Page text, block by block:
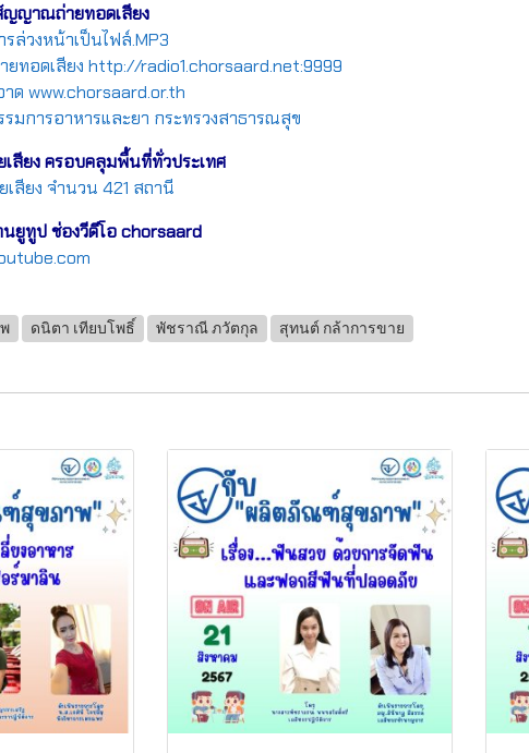
ญญาณถ่ายทอดเสียง
ล่วงหน้าเป็นไฟล์.MP3
ทอดเสียง http://radio1.chorsaard.net:9999
ด www.chorsaard.or.th
มการอาหารและยา กระทรวงสาธารณสุข
เสียง ครอบคลุมพื้นที่ทั่วประเทศ
สียง จำนวน 421 สถานี
ยูทูป ช่องวีดีโอ chorsaard
ดนิตา เทียบโพธิ์ พัชราณี ภวัตกุล สุทนต์ กล้าการขาย